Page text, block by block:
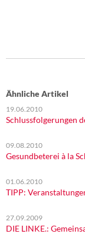
Rosa-
Kontakt
Ähnliche Artikel
19.06.2010
Schlussfolgerungen
09.08.2010
Gesundbeterei à la
01.06.2010
TIPP:
27.09.2009
DIE LINKE.: